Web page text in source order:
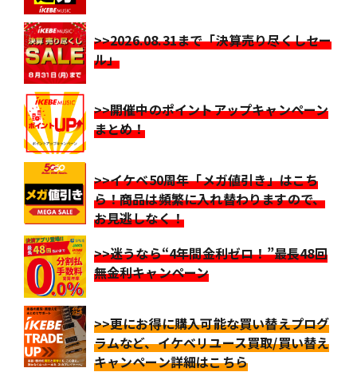
>>2026.08.31まで「決算売り尽くしセー
ル」
>>開催中のポイントアップキャンペーン
まとめ！
>>イケベ50周年「メガ値引き」はこち
ら！商品は頻繁に入れ替わりますので、
お見逃しなく！
>>迷うなら“4年間金利ゼロ！”最長48回
無金利キャンペーン
>>更にお得に購入可能な買い替えプログ
ラムなど、イケベリユース買取/買い替え
キャンペーン詳細はこちら